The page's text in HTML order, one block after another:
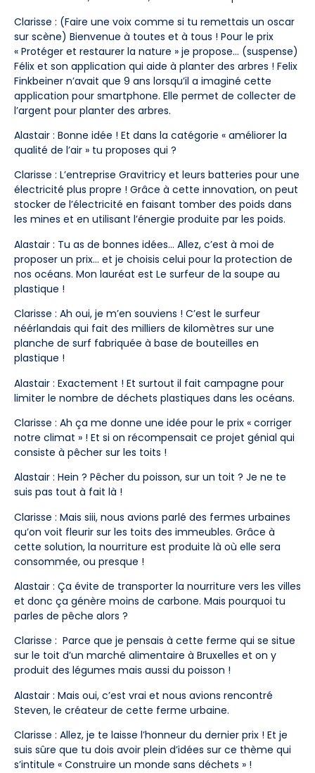
Clarisse : (Faire une voix comme si tu remettais un oscar
sur scène) Bienvenue à toutes et à tous ! Pour le prix
« Protéger et restaurer la nature » je propose… (suspense)
Félix et son application qui aide à planter des arbres ! Felix
Finkbeiner n’avait que 9 ans lorsqu’il a imaginé cette
application pour smartphone. Elle permet de collecter de
l’argent pour planter des arbres.
Alastair : Bonne idée ! Et dans la catégorie « améliorer la
qualité de l’air » tu proposes qui ?
Clarisse : L’entreprise Gravitricy et leurs batteries pour une
électricité plus propre ! Grâce à cette innovation, on peut
stocker de l’électricité en faisant tomber des poids dans
les mines et en utilisant l’énergie produite par les poids.
Alastair : Tu as de bonnes idées… Allez, c’est à moi de
proposer un prix… et je choisis celui pour la protection de
nos océans. Mon lauréat est Le surfeur de la soupe au
plastique !
Clarisse : Ah oui, je m’en souviens ! C’est le surfeur
néérlandais qui fait des milliers de kilomètres sur une
planche de surf fabriquée à base de bouteilles en
plastique !
Alastair : Exactement ! Et surtout il fait campagne pour
limiter le nombre de déchets plastiques dans les océans.
Clarisse : Ah ça me donne une idée pour le prix « corriger
notre climat » ! Et si on récompensait ce projet génial qui
consiste à pêcher sur les toits !
Alastair : Hein ? Pêcher du poisson, sur un toit ? Je ne te
suis pas tout à fait là !
Clarisse : Mais siii, nous avions parlé des fermes urbaines
qu’on voit fleurir sur les toits des immeubles. Grâce à
cette solution, la nourriture est produite là où elle sera
consommée, ou presque !
Alastair : Ça évite de transporter la nourriture vers les villes
et donc ça génère moins de carbone. Mais pourquoi tu
parles de pêche alors ?
Clarisse : Parce que je pensais à cette ferme qui se situe
sur le toit d’un marché alimentaire à Bruxelles et on y
produit des légumes mais aussi du poisson !
Alastair : Mais oui, c’est vrai et nous avions rencontré
Steven, le créateur de cette ferme urbaine.
Clarisse : Allez, je te laisse l’honneur du dernier prix ! Et je
suis sûre que tu dois avoir plein d’idées sur ce thème qui
s’intitule « Construire un monde sans déchets » !